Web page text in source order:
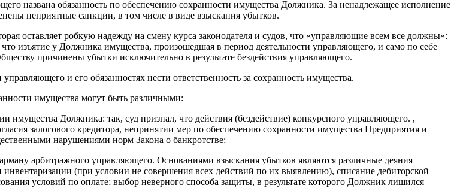
названа обязанность по обеспечению сохранности имущества Должника. За ненадлежащее исполнение
неприятные санкции, в том числе в виде взыскания убытков.
оставляет робкую надежду на смену курса законодателя и судов, что «управляющие всем все должны»:
изъятие у Должника имущества, произошедшая в период деятельности управляющего, и само по себе
причинены убытки исключительно в результате бездействия управляющего.
и его обязанностях нести ответственность за сохранность имущества.
имущества могут быть различными:
имущества Должника: так, суд признал, что действия (бездействие) конкурсного управляющего. ,
залогового кредитора, непринятии мер по обеспечению сохранности имущества Предприятия и
нарушениями норм Закона о банкротстве;
арбитражного управляющего. Основаниями взыскания убытков являются различные деяния
(при условии не совершения всех действий по их выявлению), списание дебиторской
условий по оплате; выбор неверного способа защиты, в результате которого Должник лишился